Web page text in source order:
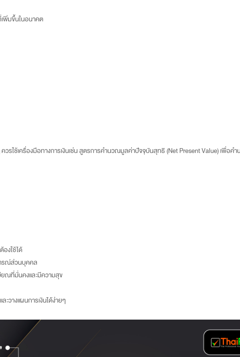
พิ่มขึ้นในอนาคต
วรใช้เครื่องมือทางการเงินเช่น สูตรการคำนวณมูลค่าปัจจุบันสุทธิ (Net Present Value) เพื่อค
งใช้ได้
ารณ์ส่วนบุคคล
ยณที่มั่นคงและมีความสุข
ะวางแผนการเงินได้ง่ายๆ